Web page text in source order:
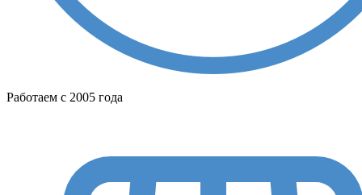
Работаем с 2005 года